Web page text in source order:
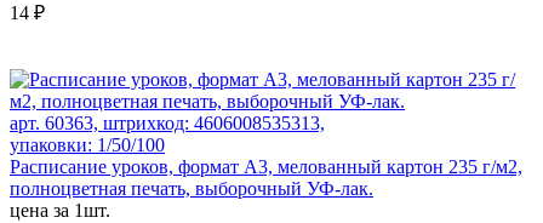
14 ₽
арт. 60363, штрихкод: 4606008535313,
упаковки: 1/50/100
Расписание уроков, формат А3, мелованный картон 235 г/м2,
полноцветная печать, выборочный УФ-лак.
цена за 1шт.